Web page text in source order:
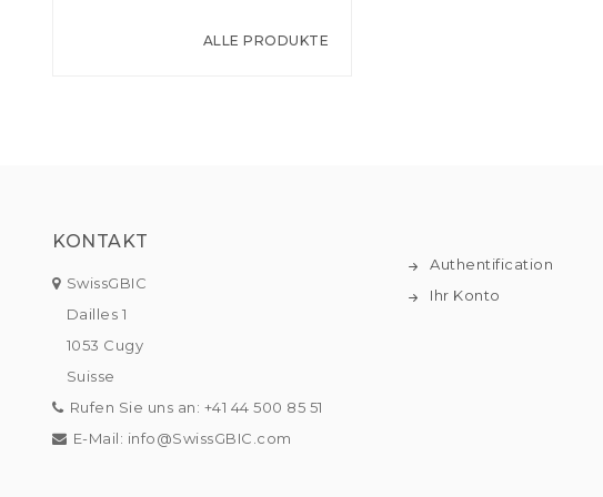
ALLE PRODUKTE
KONTAKT
SwissGBIC
Dailles 1
1053 Cugy
Suisse
Rufen Sie uns an: +41 44 500 85 51
E-Mail: info@SwissGBIC.com
Authentification
Ihr Konto